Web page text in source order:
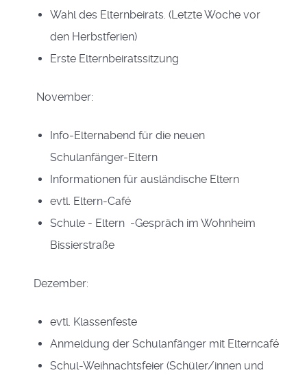
Wahl des Elternbeirats. (Letzte Woche vor
den Herbstferien)
Erste Elternbeiratssitzung
November:
Info-Elternabend für die neuen
Schulanfänger-Eltern
Informationen für ausländische Eltern
evtl. Eltern-Café
Schule - Eltern -Gespräch im Wohnheim
Bissierstraße
Dezember:
evtl. Klassenfeste
Anmeldung der Schulanfänger mit Elterncafé
Schul-Weihnachtsfeier (Schüler/innen und